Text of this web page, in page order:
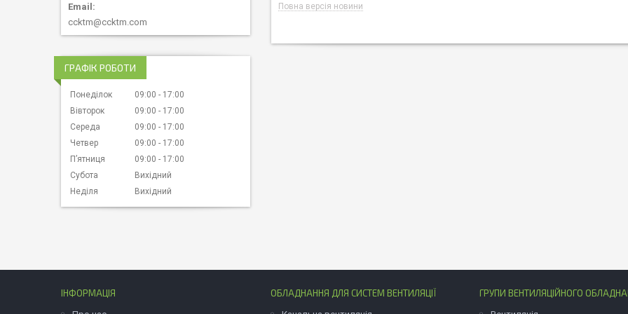
Повна версія новини
ccktm@ccktm.com
ГРАФІК РОБОТИ
Понеділок 09:00
17:00
Вівторок
09:00
17:00
Середа
09:00
17:00
Четвер
09:00
17:00
Пʼятниця
09:00
17:00
Субота
Вихідний
Неділя
Вихідний
ІНФОРМАЦІЯ ОБЛАДНАННЯ ДЛЯ СИСТЕМ ВЕНТИЛЯЦІЇ ГРУПИ ВЕНТИЛЯЦІЙНОГО